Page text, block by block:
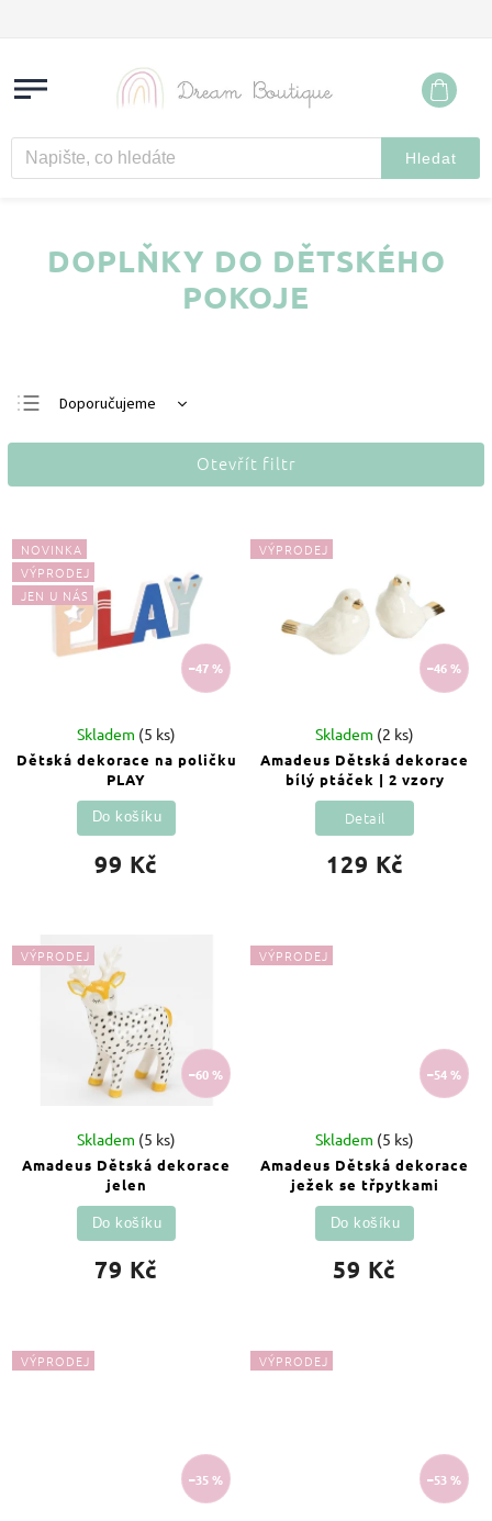
Hledat
DOPLŇKY DO DĚTSKÉHO
POKOJE
Doporučujeme
Nejlevnější
Abecedně
Otevřít filtr
NOVINKA
VÝPRODEJ
JEN U NÁS
–47 %
Dětská dekorace na poličku
PLAY
Skladem (5 ks)
99 Kč
Do košíku
VÝPRODEJ
–46 %
Amadeus Dětská dekorace
bílý ptáček | 2 vzory
Skladem (2 ks)
129 Kč
Detail
VÝPRODEJ
–60 %
Amadeus Dětská dekorace
jelen
Skladem (5 ks)
79 Kč
Do košíku
VÝPRODEJ
–54 %
Amadeus Dětská dekorace
ježek se třpytkami
Skladem (5 ks)
59 Kč
Do košíku
VÝPRODEJ
–35 %
VÝPRODEJ
–53 %